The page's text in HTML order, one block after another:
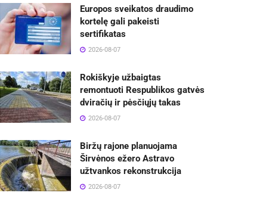
Europos sveikatos draudimo
kortelę gali pakeisti
sertifikatas
2026-08-07
Rokiškyje užbaigtas
remontuoti Respublikos gatvės
dviračių ir pėsčiųjų takas
2026-08-07
Biržų rajone planuojama
Širvėnos ežero Astravo
užtvankos rekonstrukcija
2026-08-07